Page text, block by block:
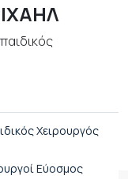
Χειρουργός
Εύοσμος